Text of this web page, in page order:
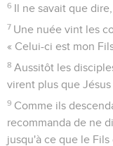
6 Il ne savait que
7 Une nuée vint les
« Celui-ci est mon
8 Aussitôt les
virent plus que Jésus
9 Comme ils
recommanda de ne
jusqu'à ce que le Fils